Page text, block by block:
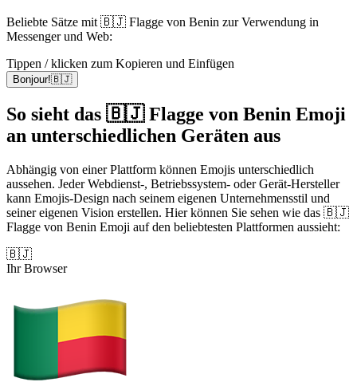
Beliebte Sätze mit 🇧🇯 Flagge von Benin zur Verwendung in
Messenger und Web:
Tippen / klicken zum Kopieren und Einfügen
Bonjour!🇧🇯
So sieht das 🇧🇯 Flagge von Benin Emoji
an unterschiedlichen Geräten aus
Abhängig von einer Plattform können Emojis unterschiedlich
aussehen. Jeder Webdienst-, Betriebssystem- oder Gerät-Hersteller
kann Emojis-Design nach seinem eigenen Unternehmensstil und
seiner eigenen Vision erstellen. Hier können Sie sehen wie das 🇧🇯
Flagge von Benin Emoji auf den beliebtesten Plattformen aussieht:
🇧🇯
Ihr Browser